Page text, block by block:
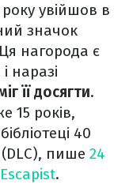
увійшов в
значок
нагорода є
наразі
її досягти.
15 років,
40
(DLC), пише 24
.